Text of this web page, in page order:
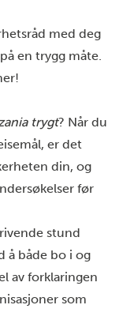
med deg
en trygg måte.
trygt? Når du
er det
din, og
før
stund
å både bo i og
av forklaringen
som